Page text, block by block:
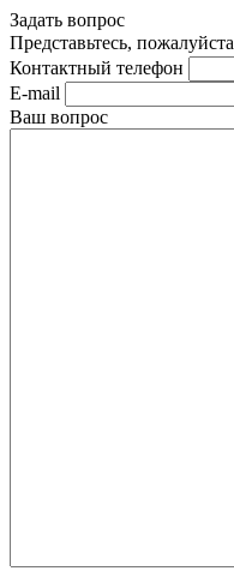
Задать вопрос
Представьтесь, пожалуйста
Контактный телефон
E-mail
Ваш вопрос